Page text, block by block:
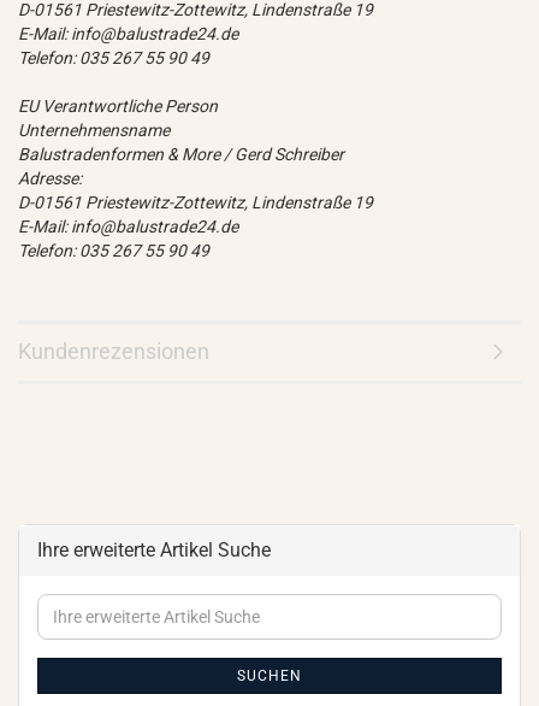
D-01561 Priestewitz-Zottewitz, Lindenstraße 19
E-Mail: info@balustrade24.de
Telefon: 035 267 55 90 49
EU Verantwortliche Person
Unternehmensname
Balustradenformen & More / Gerd Schreiber
Adresse:
D-01561 Priestewitz-Zottewitz, Lindenstraße 19
E-Mail: info@balustrade24.de
Telefon: 035 267 55 90 49
Kundenrezensionen
Ihre erweiterte Artikel Suche
Ihre
erweiterte
Artikel
SUCHEN